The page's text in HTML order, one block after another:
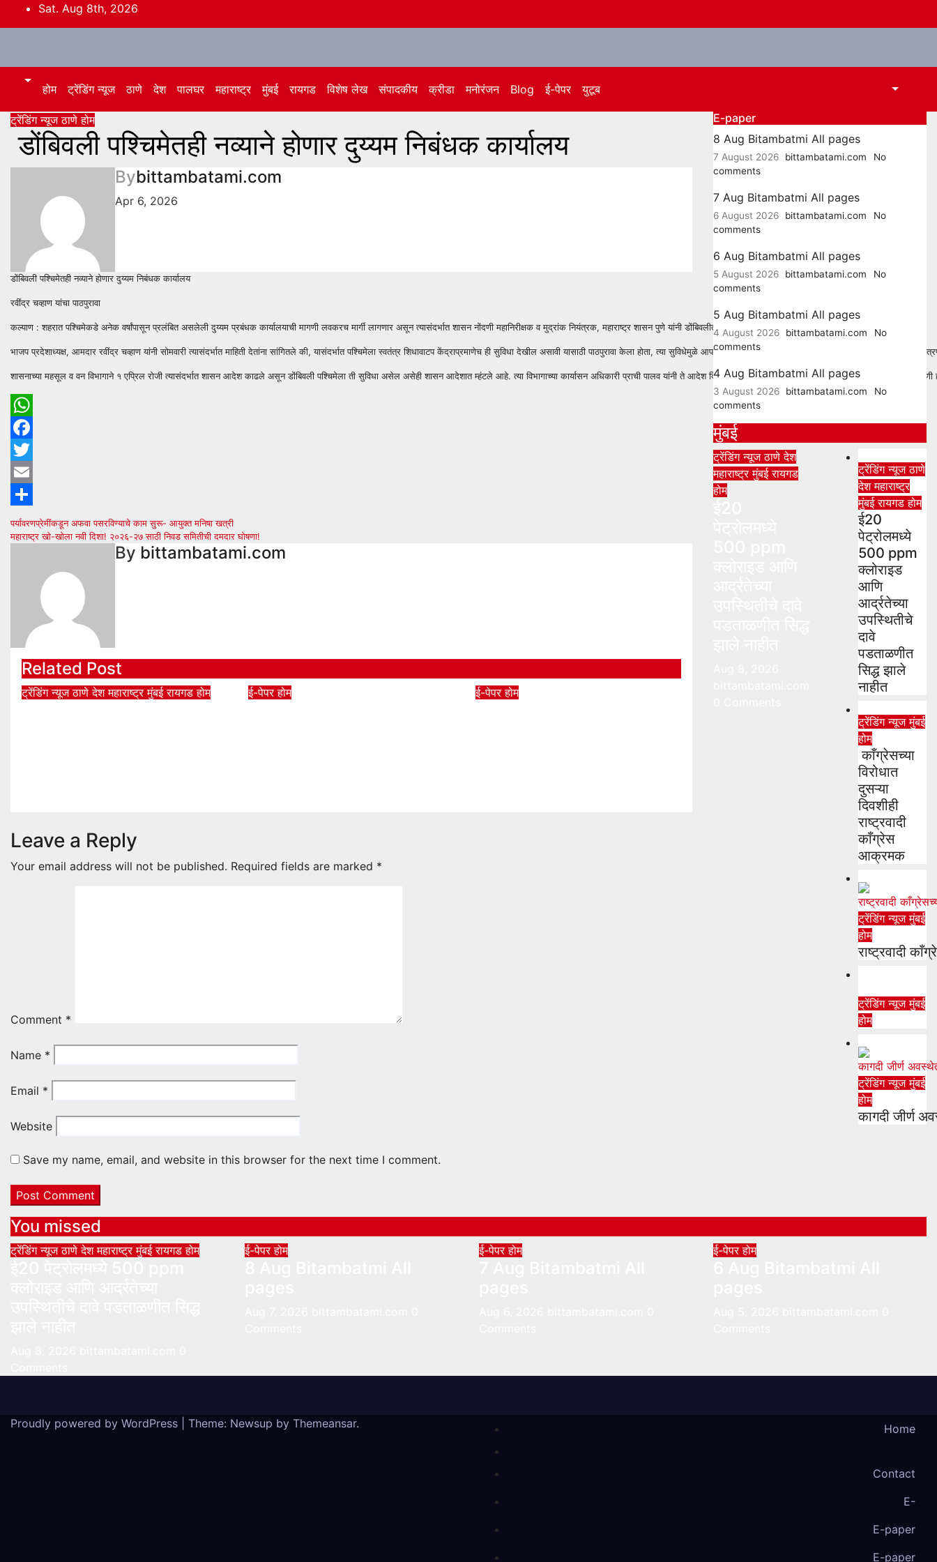
to
Sat. Aug 8th, 2026
होम ट्रेंडिंग न्यूज ठाणे देश पालघर महाराष्ट्र मुंबई रायगड विशेष लेख संपादकीय क्रीडा मनोरंजन Blog ई-पेपर युटूब
ट्रेंडिंग न्यूजठाणेहोम
डोंबिवली पश्चिमेतही नव्याने होणार दुय्यम निबंधक कार्यालय
Bybittambatami.com
Apr 6, 2026
डोंबिवली पश्चिमेतही नव्याने होणार दुय्यम निबंधक कार्यालय
रवींद्र चव्हाण यांचा पाठपुरावा
कल्याण : शहरात पश्चिमेकडे अनेक वर्षांपासून प्रलंबित असलेली दुय्यम प्रबंधक कार्यालयाची मागणी लवकरच मार्गी लागणार असून त्यासंदर्भात शासन नोंदणी महानिरीक्षक व मुद्रांक नियंत्रक, महाराष्ट्र शासन पुणे यांनी डोंबिवलीत पश्चिमेलाही ती सुविधा देण्यास हिरवा कंदील दिला आहे.
भाजप प्रदेशाध्यक्ष, आमदार रवींद्र चव्हाण यांनी सोमवारी त्यासंदर्भात माहिती देतांना सांगितले की, यासंदर्भात पश्चिमेला स्वतंत्र शिधावाटप केंद्राप्रमाणेच ही सुविधा देखील असावी यासाठी पाठपुरावा केला होता, त्या सुविधेमुळे आपल्या पंच क्रोशीतील नागरिकांची गैरसॊय दूर होणार आहे.
शासनाच्या महसूल व वन विभागाने १ एप्रिल रोजी त्यासंदर्भात शासन आदेश काढले असून डोंबिवली पश्चिमेला ती सुविधा असेल असेही शासन आदेशात म्हंटले आहे. त्या विभागाच्या कार्यासन अधिकारी प्राची पालव यांनी ते आदेश दिले असल्याचे आदेशावरून स्पष्ट झाले. नागरिकांची अनेक वर्षांची
WhatsApp
Facebook
Twitter
Email
Share
Post
navigation
पर्यावरणप्रेमींकडून अफवा पसरविण्याचे काम सुरू- आयुक्त मनिषा खत्री
महाराष्ट्र खो-खोला नवी दिशा! २०२६-२७ साठी निवड समितीची दमदार घोषणा!
By bittambatami.com
Related Post
ट्रेंडिंग न्यूजठाणेदेशमहाराष्ट्रमुंबईरायगडहोम ई-पेपरहोम ई-पेपरहोम
Leave a Reply
Your email address will not be published. Required fields are marked *
Comment *
Name *
Email *
Website
Save my name, email, and website in this browser for the next time I comment.
E-paper
8 Aug Bitambatmi All pages
7 August 2026 bittambatami.com
No
comments
7 Aug Bitambatmi All pages
6 August 2026 bittambatami.com
No
comments
6 Aug Bitambatmi All pages
5 August 2026 bittambatami.com
No
comments
5 Aug Bitambatmi All pages
4 August 2026 bittambatami.com
No
comments
4 Aug Bitambatmi All pages
3 August 2026 bittambatami.com
No
comments
मुंबई
ट्रेंडिंग न्यूजठाणेदेश
महाराष्ट्रमुंबईरायगड
होम
ट्रेंडिंग न्यूजठाणे
देशमहाराष्ट्र
मुंबईरायगडहोम
ई20
पेट्रोलमध्ये
500 ppm
क्लोराइड
आणि
आर्द्रतेच्या
उपस्थितीचे
दावे
पडताळणीत
सिद्ध झाले
नाहीत
ट्रेंडिंग न्यूजमुंबई
होम
काँग्रेसच्या
विरोधात
दुसऱ्या
दिवशीही
राष्ट्रवादी
काँग्रेस
आक्रमक
ट्रेंडिंग न्यूजमुंबई
होम
राष्ट्रवादी
ट्रेंडिंग न्यूजमुंबई
होम
ट्रेंडिंग न्यूजमुंबई
होम
कागदी जीर्ण
You missed
ट्रेंडिंग न्यूजठाणेदेशमहाराष्ट्रमुंबईरायगडहोम ई-पेपरहोम ई-पेपरहोम ई-पेपरहोम
Proudly powered by WordPress Theme: Newsup by Themeansar. Home
Contact
E-
E-paper
E-paper